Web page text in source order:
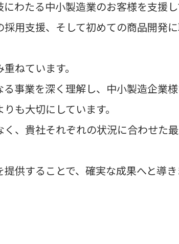
わたる中小製造業のお客様を支援し
用支援、そして初めての商品開発
ねています。
事業を深く理解し、中小製造企業
も大切にしています。
、貴社それぞれの状況に合わせた
供することで、確実な成果へと導き